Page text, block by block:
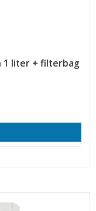
1 liter + filterbag